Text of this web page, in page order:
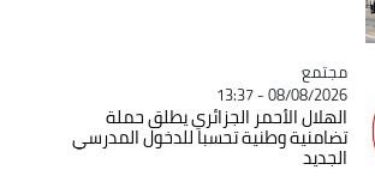
Catégorie
مجتمع
08/08/2026 - 13:37
الهلال الأحمر الجزائري يطلق حملة
تضامنية وطنية تحسبا للدخول المدرسي
الجديد